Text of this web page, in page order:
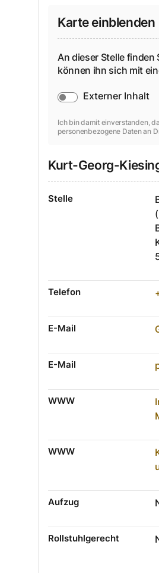
Karte einblenden
An dieser Stelle finden
können ihn sich mit
Externer Inhalt
Ich bin damit einverstanden,
personenbezogene Daten an
Kurt-Georg-
Stelle
Telefon
E-Mail
E-Mail
WWW
WWW
Aufzug
Rollstuhlgerecht